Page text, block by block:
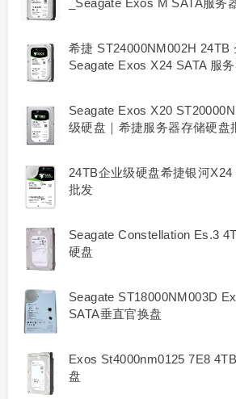
希捷 ST24000NM002H 24TB
Seagate Exos X24 SATA 服
Seagate Exos X20
级硬盘｜希捷服务器存储硬盘
24TB企业级硬盘希捷银河
批发
Seagate Constellation Es.3
硬盘
Seagate ST18000NM003D
SATA垂直官换盘
Exos St4000nm0125 7E8
盘